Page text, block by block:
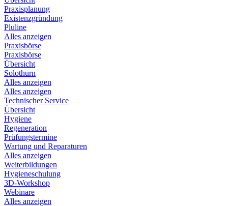
Praxisplanung
Existenzgründung
Pluline
Alles anzeigen
Praxisbörse
Praxisbörse
Übersicht
Solothurn
Alles anzeigen
Alles anzeigen
Technischer Service
Übersicht
Hygiene
Regeneration
Prüfungstermine
Wartung und Reparaturen
Alles anzeigen
Weiterbildungen
Hygieneschulung
3D-Workshop
Webinare
Alles anzeigen